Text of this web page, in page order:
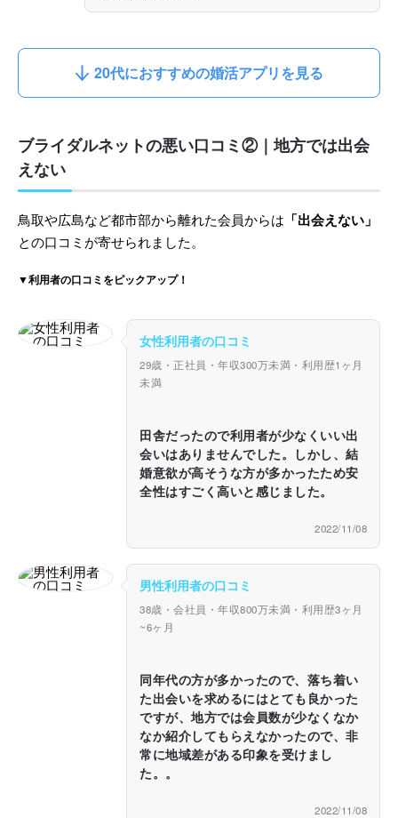
20代におすすめの婚活アプリを見る
ブライダルネットの悪い口コミ②｜地方では出会
えない
鳥取や広島など都市部から離れた会員からは 「出会えない」
との口コミが寄せられました。
▼利用者の口コミをピックアップ！
女性利用者の口コミ
29歳・正社員・年収300万未満・利用歴1ヶ月
未満
田舎だったので利用者が少なくいい出
会いはありませんでした。しかし、結
婚意欲が高そうな方が多かったため安
全性はすごく高いと感じました。
2022/11/08
男性利用者の口コミ
38歳・会社員・年収800万未満・利用歴3ヶ月
~6ヶ月
同年代の方が多かったので、落ち着い
た出会いを求めるにはとても良かった
ですが、地方では会員数が少なくなか
なか紹介してもらえなかったので、非
常に地域差がある印象を受けまし
た。。
2022/11/08